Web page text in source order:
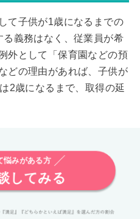
て子供が1歳になるまでの
義務はなく、従業員が希
外として「保育園などの預
どの理由があれば、子供が
2歳になるまで、取得の延
悩みがある方
してみる